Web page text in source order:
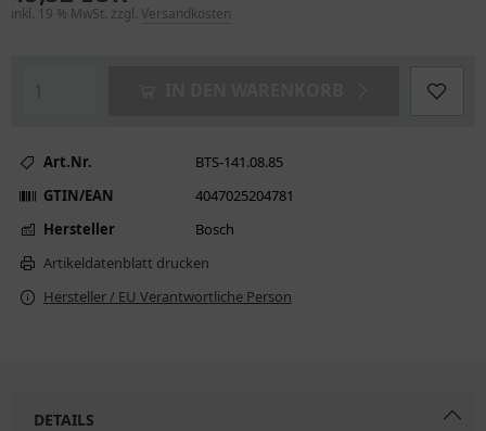
inkl. 19 % MwSt. zzgl. Versandkosten
Art.Nr.
BTS-141.08.85
GTIN/EAN
4047025204781
Hersteller
Bosch
Artikeldatenblatt drucken
Hersteller / EU Verantwortliche Person
DETAILS